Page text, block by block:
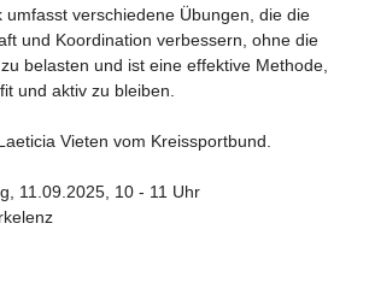
umfasst verschiedene Übungen, die die
und Koordination verbessern, ohne die
belasten und ist eine effektive Methode,
und aktiv zu bleiben.
Vieten vom Kreissportbund.
11.09.2025, 10 - 11 Uhr